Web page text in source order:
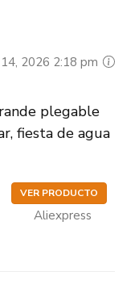
2026 2:18 pm
plegable
fiesta de agua
VER PRODUCTO
Aliexpress